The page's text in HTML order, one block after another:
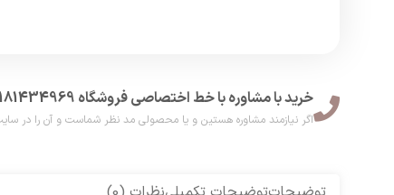
خرید با مشاوره با خط اختصاصی فروشگاه 09181434969
اگر نیازمند مشاوره هستین و یا محصولی مد نظر شماست و آن را در سایت